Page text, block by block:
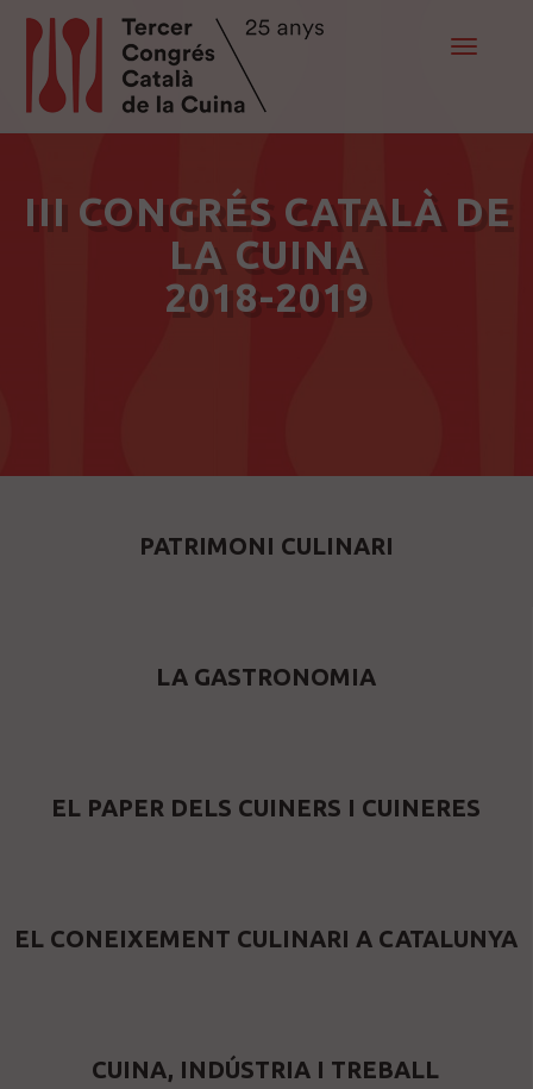
Toggle
III CONGRÉS CATALÀ DE
LA CUINA
2018-2019
PATRIMONI CULINARI
LA GASTRONOMIA
EL PAPER DELS CUINERS I CUINERES
EL CONEIXEMENT CULINARI A CATALUNYA
CUINA, INDÚSTRIA I TREBALL